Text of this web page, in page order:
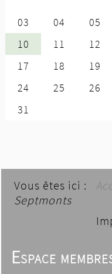
Vous êtes ici :
Septmonts
Espace